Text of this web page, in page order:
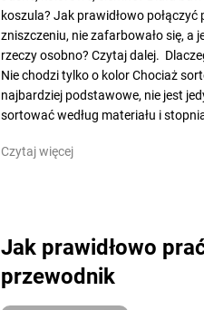
koszula? Jak prawidłowo połączyć
zniszczeniu, nie zafarbowało się, a
rzeczy osobno? Czytaj dalej.
Nie chodzi tylko o kolor Chociaż
najbardziej podstawowe, nie jest
sortować według materiału i
Czytaj więcej
Jak prawidłowo
przewodnik